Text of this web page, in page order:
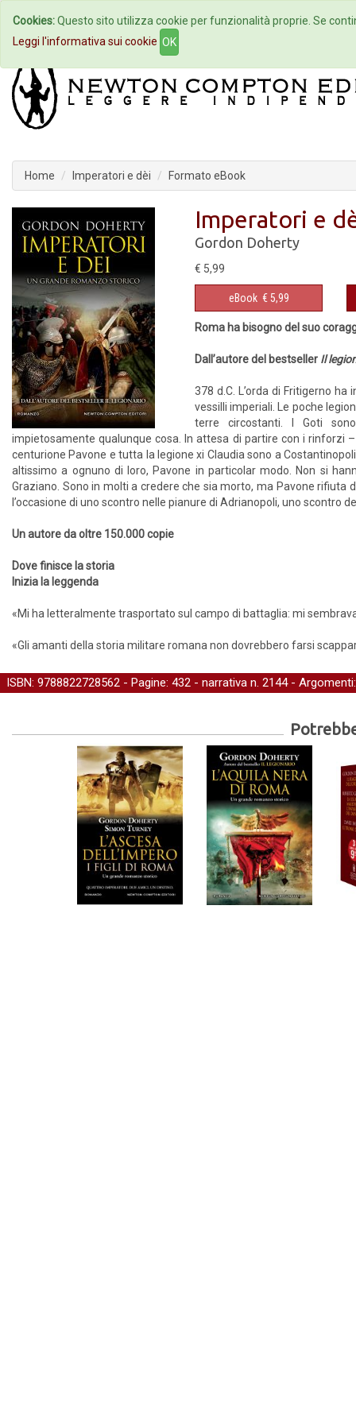
Home Autori Eventi
Home Imperatori e dèi Formato eBook
Imperatori e
Gordon Doherty
€ 5,99
eBook € 5,99
Roma ha bisogno del suo
Dall’autore del bestseller Il
378 d.C. L’orda di Fritigerno
vessilli imperiali. Le poche
terre circostanti. I Goti
impietosamente qualunque cosa. In attesa di partire con i rinforzi
centurione Pavone e tutta la legione xi Claudia sono a
altissimo a ognuno di loro, Pavone in particolar modo. Non si
Graziano. Sono in molti a credere che sia morto, ma Pavone
l’occasione di uno scontro nelle pianure di Adrianopoli, uno scontro
Un autore da oltre 150.000 copie
Dove finisce la storia
Inizia la leggenda
«Mi ha letteralmente trasportato sul campo di battaglia: mi
«Gli amanti della storia militare romana non dovrebbero farsi
ISBN: 9788822728562 - Pagine: 432 - narrativa n. 2144 -
Cookies:Questo sito utilizza cookie per funzionalità proprie. Se
Leggi l'informativa sui cookie OK